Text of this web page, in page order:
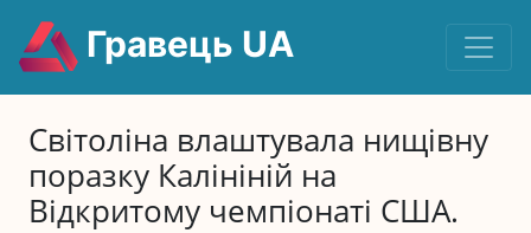
Гравець UA
Світоліна влаштувала нищівну
поразку Калініній на
Відкритому чемпіонаті США.